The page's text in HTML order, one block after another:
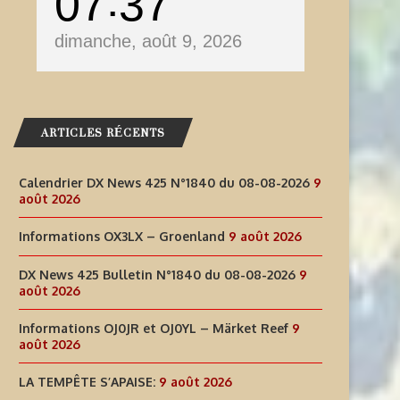
dimanche, août 9, 2026
ARTICLES RÉCENTS
Calendrier DX News 425 N°1840 du 08-08-2026 9
août 2026
Informations OX3LX – Groenland 9 août 2026
DX News 425 Bulletin N°1840 du 08-08-2026 9
août 2026
Informations OJ0JR et OJ0YL – Märket Reef 9
août 2026
LA TEMPÊTE S’APAISE: 9 août 2026